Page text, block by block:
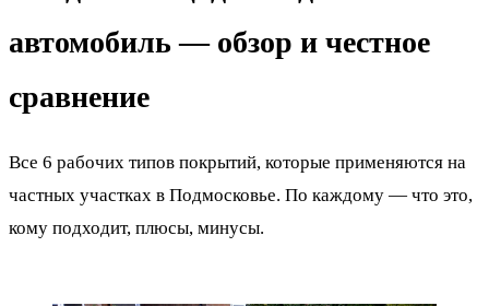
автомобиль — обзор и честное
сравнение
Все 6 рабочих типов покрытий, которые применяются на
частных участках в Подмосковье. По каждому — что это,
кому подходит, плюсы, минусы.